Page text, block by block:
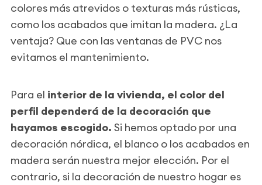
colores más atrevidos o texturas más rústicas,
como los acabados que imitan la madera. ¿La
ventaja? Que con las ventanas de PVC nos
evitamos el mantenimiento.
Para el interior de la vivienda, el color del
perfil dependerá de la decoración que
hayamos escogido. Si hemos optado por una
decoración nórdica, el blanco o los acabados en
madera serán nuestra mejor elección. Por el
contrario, si la decoración de nuestro hogar es